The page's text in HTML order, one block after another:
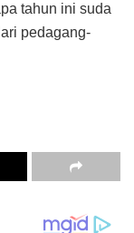
tahun ini suda
pedagang-